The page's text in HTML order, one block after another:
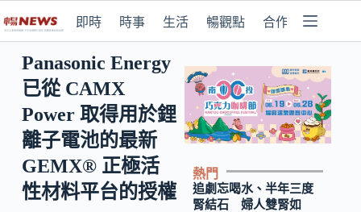
即時 時事 生活 暢觀點 合作媒體
Panasonic Energy
已從 CAMX
Power 取得用於鋰
離子電池的最新
GEMX® 正極活
性材料平台的授權
熱門
追劇忘喝水、半年三度
腎結石 婦人雙腎如